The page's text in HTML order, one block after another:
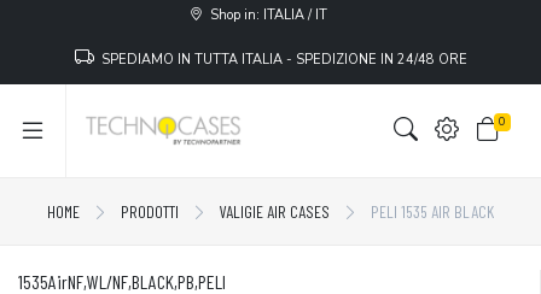
Shop in: ITALIA / IT
SPEDIAMO IN TUTTA ITALIA - SPEDIZIONE IN 24/48 ORE
0
HOME PRODOTTI VALIGIE AIR CASES PELI 1535 AIR BLACK
1535AirNF,WL/NF,BLACK,PB,PELI